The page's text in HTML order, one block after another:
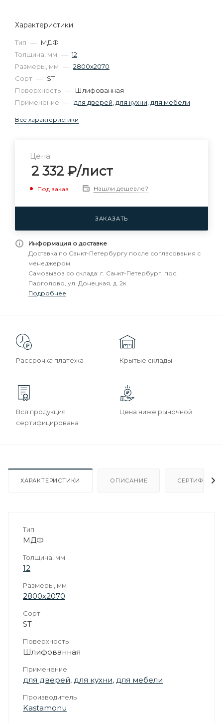
Характеристики
Тип — МДФ
Толщина, мм — 12
Размеры, мм — 2800х2070
Сорт — ST
Поверхность — Шлифованная
Применение — для дверей для кухни для мебели
Все характеристики
Цена:
2 332 ₽/лист
Под заказ Нашли дешевле?
ЗАКАЗАТЬ
Информация о доставке
Доставка по Санкт-Петербургу после согласования с
менеджером.
Самовывоз со склада: г. Санкт-Петербург, пос.
Парголово, ул. Донецкая, д. 2к
Подробнее
Рассрочка платежа Крытые склады
Вся продукция
сертифицирована
Цена ниже рыночной
ХАРАКТЕРИСТИКИ ОПИСАНИЕ
Тип
МДФ
Толщина, мм
12
Размеры, мм
2800х2070
Сорт
ST
Поверхность
Шлифованная
Применение
для дверей, для кухни, для мебели
Производитель
Kastamonu